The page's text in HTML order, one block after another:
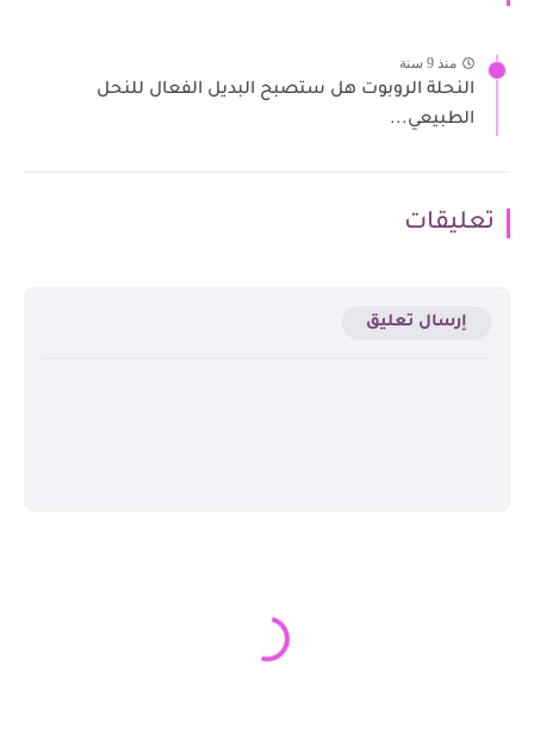
منذ 9 سنة
النحلة الروبوت هل ستصبح البديل الفعال للنحل
الطبيعي...
تعليقات
إرسال تعليق